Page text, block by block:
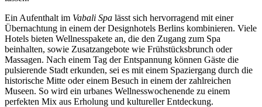
Ein Aufenthalt im Vabali Spa lässt sich hervorragend mit einer
Übernachtung in einem der Designhotels Berlins kombinieren. Viele
Hotels bieten Wellnesspakete an, die den Zugang zum Spa
beinhalten, sowie Zusatzangebote wie Frühstücksbrunch oder
Massagen. Nach einem Tag der Entspannung können Gäste die
pulsierende Stadt erkunden, sei es mit einem Spaziergang durch die
historische Mitte oder einem Besuch in einem der zahlreichen
Museen. So wird ein urbanes Wellnesswochenende zu einem
perfekten Mix aus Erholung und kultureller Entdeckung.